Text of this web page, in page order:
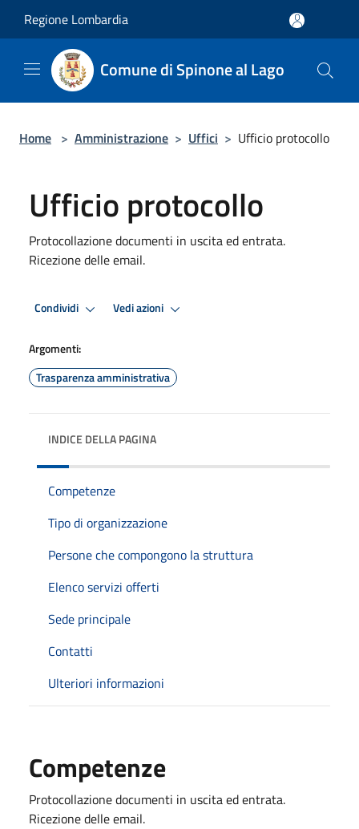
Regione Lombardia
Comune di Spinone al Lago
Home > Amministrazione > Uffici > Ufficio protocollo
Ufficio protocollo
Protocollazione documenti in uscita ed entrata.
Ricezione delle email.
Condividi Vedi azioni
Argomenti:
Trasparenza amministrativa
INDICE DELLA PAGINA
Competenze
Tipo di organizzazione
Persone che compongono la struttura
Elenco servizi offerti
Sede principale
Contatti
Ulteriori informazioni
Competenze
Protocollazione documenti in uscita ed entrata.
Ricezione delle email.